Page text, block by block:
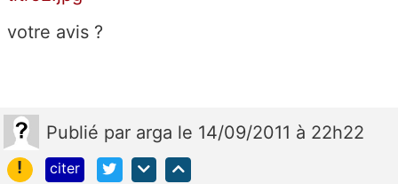
votre avis ?
Publié par arga le 14/09/2011 à 22h22
!
citer